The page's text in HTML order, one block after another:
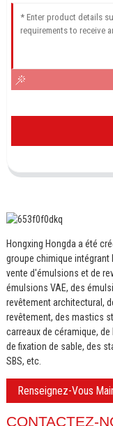
Hongxing Hongda a été
groupe chimique intégrant
vente d'émulsions et de
émulsions VAE, des
revêtement architectural,
revêtement, des mastics
carreaux de céramique,
de fixation de sable, des
SBS, etc.
Renseignez-Vous
CONTACTEZ-